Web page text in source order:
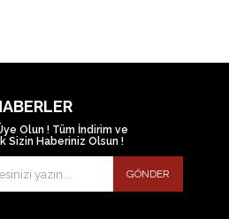
Olun ! Tüm İndirim ve
Sizin Haberiniz Olsun !
GÖNDER